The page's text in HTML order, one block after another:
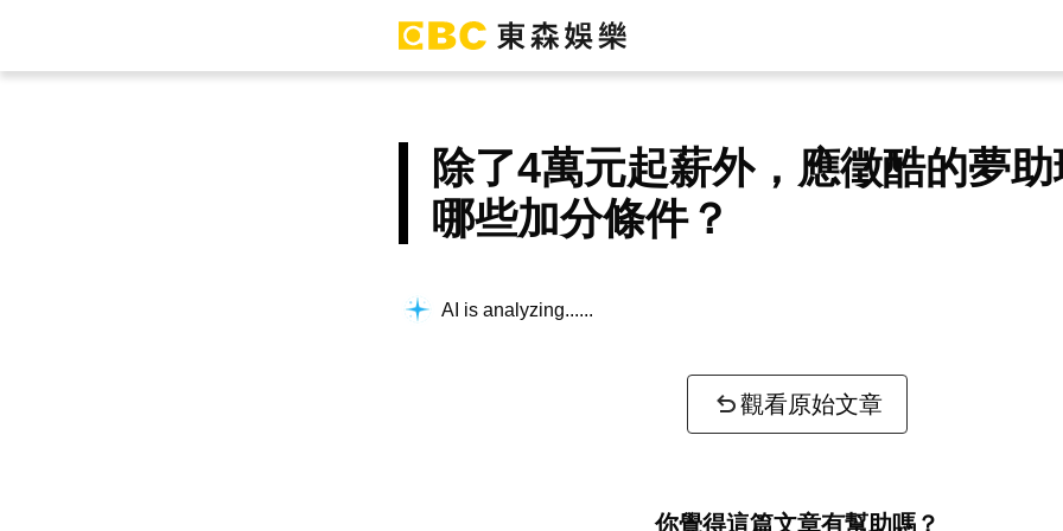
除了4萬元起薪外，應徵酷的夢
哪些加分條件？
AI is analyzing...
觀看原始文章
你覺得這篇文章有幫助嗎？